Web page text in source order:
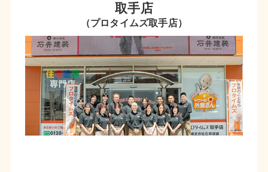
取手店
（プロタイムズ取手店）